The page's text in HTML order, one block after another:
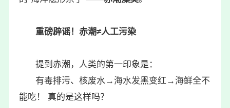
重磅辟谣！赤潮≠人工污染
提到赤潮，人类的第一印象是：
有毒排污、核废水→海水发黑变红→海鲜全不
能吃！ 真的是这样吗？